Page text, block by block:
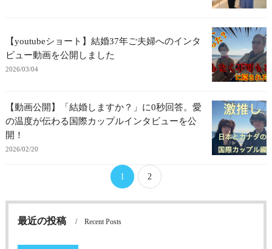
【youtubeショート】結婚37年ご夫婦へのインタ
ビュー動画を公開しました
2026/03/04
【動画公開】「結婚しますか？」に0秒回答。愛
の温度が伝わる国際カップルインタビューを公
開！
2026/02/20
1 2
最近の投稿 Recent Posts